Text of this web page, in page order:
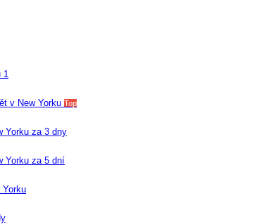
1
v New Yorku Top
Yorku za 3 dny
Yorku za 5 dní
Yorku